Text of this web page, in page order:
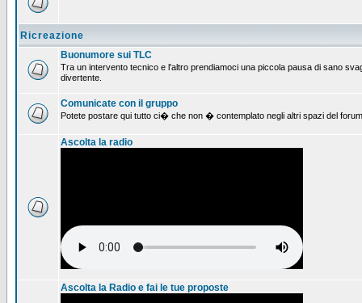
Ricreazione
Buonumore sui TLC
Tra un intervento tecnico e l'altro prendiamoci una piccola pausa di sano
divertente.
Comunicate con il gruppo
Potete postare qui tutto ci� che non � contemplato negli altri spazi del
Ascolta la radio
Ascolta la Radio e fai le tue proposte